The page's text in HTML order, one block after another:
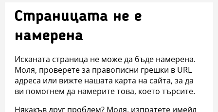
Страницата не е
намерена
Исканата страница не може да бъде намерена.
Моля, проверете за правописни грешки в URL
адреса или вижте нашата карта на сайта, за да
ви помогнем да намерите това, което търсите.
Някакъв друг проблем? Моля, изпратете имейл